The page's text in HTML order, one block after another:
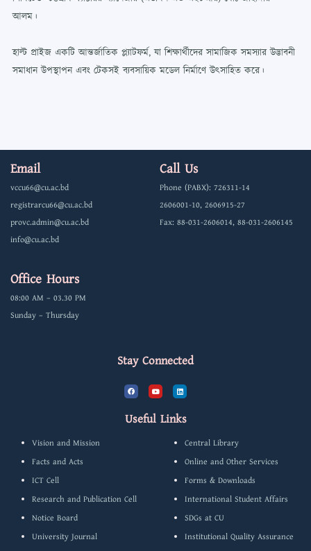
আলম।
হাল্ট প্রাইজ একটি আন্তর্জাতিক প্ল্যাটফর্ম, যা শিক্ষার্থীদের সামাজিক সমস্যার উদ্ভাবনী
সমাধান উপস্থাপন এবং টেকসই ব্যবসায়িক মডেল নির্মাণে উৎসাহিত করে।
Email
vccu66@cu.ac.bd
registrarcu66@cu.ac.bd
provc.admin@cu.ac.bd
info@cu.ac.bd
Call Us
Phone (PABX): 726311-14
2606001-10, 2606915-27
Fax: 88-031-2606014, 88-031-2606145
Office Hours
08:00 AM – 03.30 PM
Sunday – Thursday
Stay Connected
F
a
c
b
o
Y
o
u
u
L
i
n
d
Useful Links
Vision and Mission
Facts and Acts
ICT Cell
Research and Publication Cell
Notice Board
University Journal
Central Library
Online and Other Services
Forms & Downloads
International Student Affairs
SDGs at CU
Institutional Quality Assurance